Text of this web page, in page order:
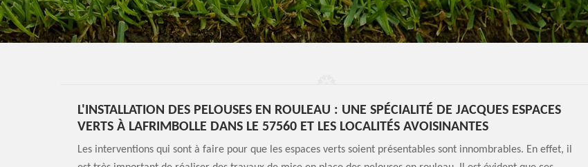
L'INSTALLATION DES PELOUSES EN ROULEAU : UNE SPÉCIALITÉ DE JACQUES ESPACES
VERTS À LAFRIMBOLLE DANS LE 57560 ET LES LOCALITÉS AVOISINANTES
Les interventions qui sont à faire pour que les espaces verts soient présentables sont innombrables. En effet, il